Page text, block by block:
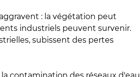
: la végétation peut
industriels peuvent survenir.
subissent des pertes